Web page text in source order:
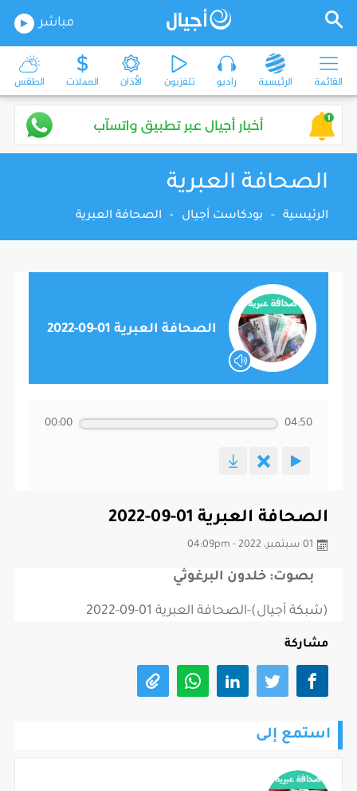
مباشر
القائمة الرئيسية راديو تلفزيون الأذان العملات الطقس
الصحافة العبرية
الرئيسية - بودكاست أجيال - الصحافة العبرية
الصحافة العبرية 01-09-2022
00:00 04:50
الصحافة العبرية 01-09-2022
01 سبتمبر، 2022 - 04:09pm
بصوت: خلدون البرغوثي
(شبكة أجيال)-الصحافة العبرية 01-09-2022
مشاركة
استمع إلى